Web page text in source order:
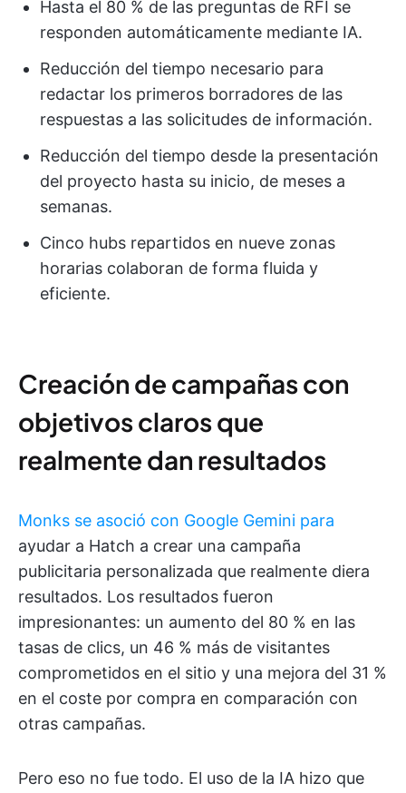
Hasta el 80 % de las preguntas de RFI se
responden automáticamente mediante IA.
Reducción del tiempo necesario para
redactar los primeros borradores de las
respuestas a las solicitudes de información.
Reducción del tiempo desde la presentación
del proyecto hasta su inicio, de meses a
semanas.
Cinco hubs repartidos en nueve zonas
horarias colaboran de forma fluida y
eficiente.
Creación de campañas con
objetivos claros que
realmente dan resultados
Monks se asoció con Google Gemini para
ayudar a Hatch a crear una campaña
publicitaria personalizada que realmente diera
resultados. Los resultados fueron
impresionantes: un aumento del 80 % en las
tasas de clics, un 46 % más de visitantes
comprometidos en el sitio y una mejora del 31 %
en el coste por compra en comparación con
otras campañas.
Pero eso no fue todo. El uso de la IA hizo que